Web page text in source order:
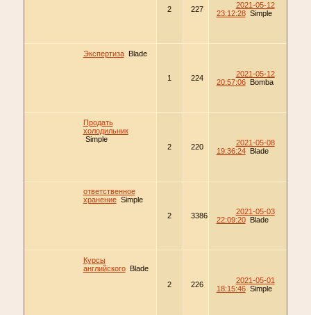
2
227
2021-05-12
23:12:28 Simple
Экспертиза Blade
1 224
2021-05-12
20:57:06
Bomba
Продать
холодильник
Simple
2
220
2021-05-08
19:36:24
Blade
ответственное
хранение Simple
2
3386
2021-05-03
22:09:20
Blade
Курсы
английского
Blade
2
226
2021-05-01
18:15:46 Simple